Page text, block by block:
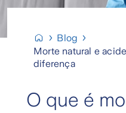
Blog
Morte natural e
diferença
O que é